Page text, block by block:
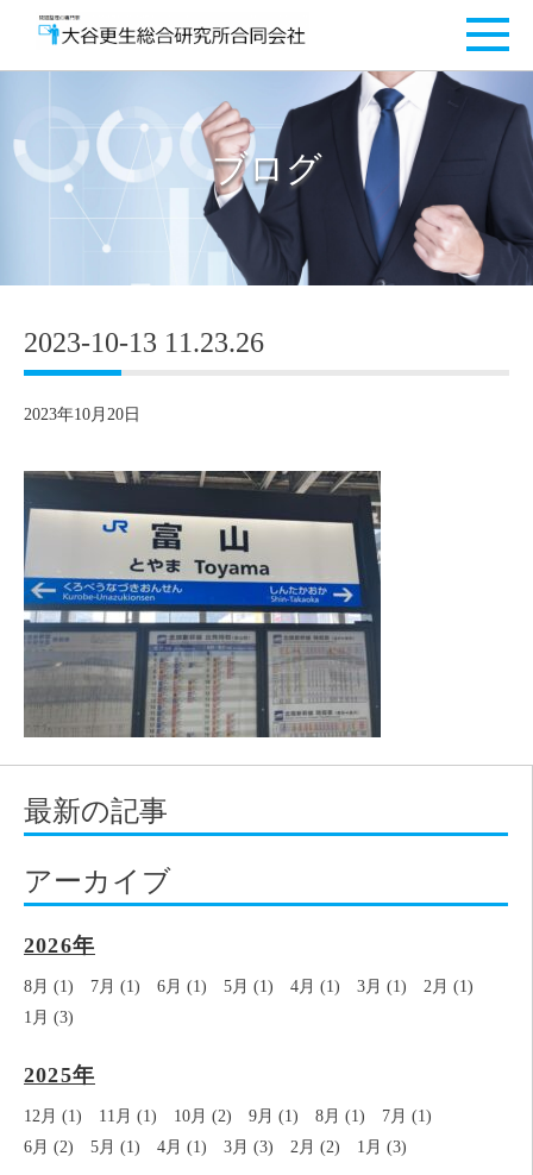
ブログ
最新の記事
アーカイブ
2026年
8月 (1) 7月 (1) 6月 (1) 5月 (1) 4月 (1) 3月 (1)
2月 (1)
1月 (3)
2025年
12月 (1) 11月 (1) 10月 (2) 9月 (1) 8月 (1)
7月 (1)
6月 (2)
5月 (1) 4月 (1) 3月 (3) 2月 (2) 1月 (3)
2023-10-13 11.23.26
2023年10月20日